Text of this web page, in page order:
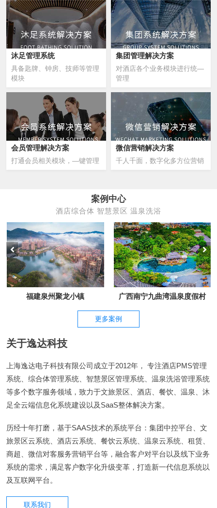
沐足管理系统
具备匙牌、钟房、技师等管理
模块
集团管理解决方案
对酒店各个业务模块进行统—
管理
会员管理解决方案
打通会员相关模块，—键管理
微信营销解决方案
千人千面，数字化多方位营销
案例中心
酒店综合体 智慧景区 温泉洗浴
福建泉州聚龙小镇 广西南宁九曲湾温泉度假村
更多案例
关于逸达科技
上海逸达电子科技有限公司成立于2012年， 专注酒店PMS管理
系统、综合体管理系统、智慧景区管理系统、温泉洗浴管理系统
等多个数字服务领域，致力于文旅景区、酒店、餐饮、温泉、沐
足全云端信息化系统建设以及SaaS整体解决方案。
历经十年打磨，基于SAAS技术的系统平台：集团中控平台、文
旅景区云系统、酒店云系统、餐饮云系统、温泉云系统、租赁、
商超、微信对客服务营销平台等，融合客户对平台以及线下业务
系统的需求，满足客户数字化升级变革，打造新一代信息系统以
及互联网平台。
联系我们